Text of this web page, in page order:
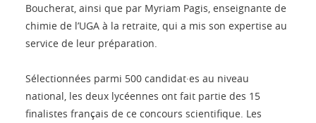
Boucherat, ainsi que par Myriam Pagis, enseignante de
chimie de l’UGA à la retraite, qui a mis son expertise au
service de leur préparation.
Sélectionnées parmi 500 candidat·es au niveau
national, les deux lycéennes ont fait partie des 15
finalistes français de ce concours scientifique. Les